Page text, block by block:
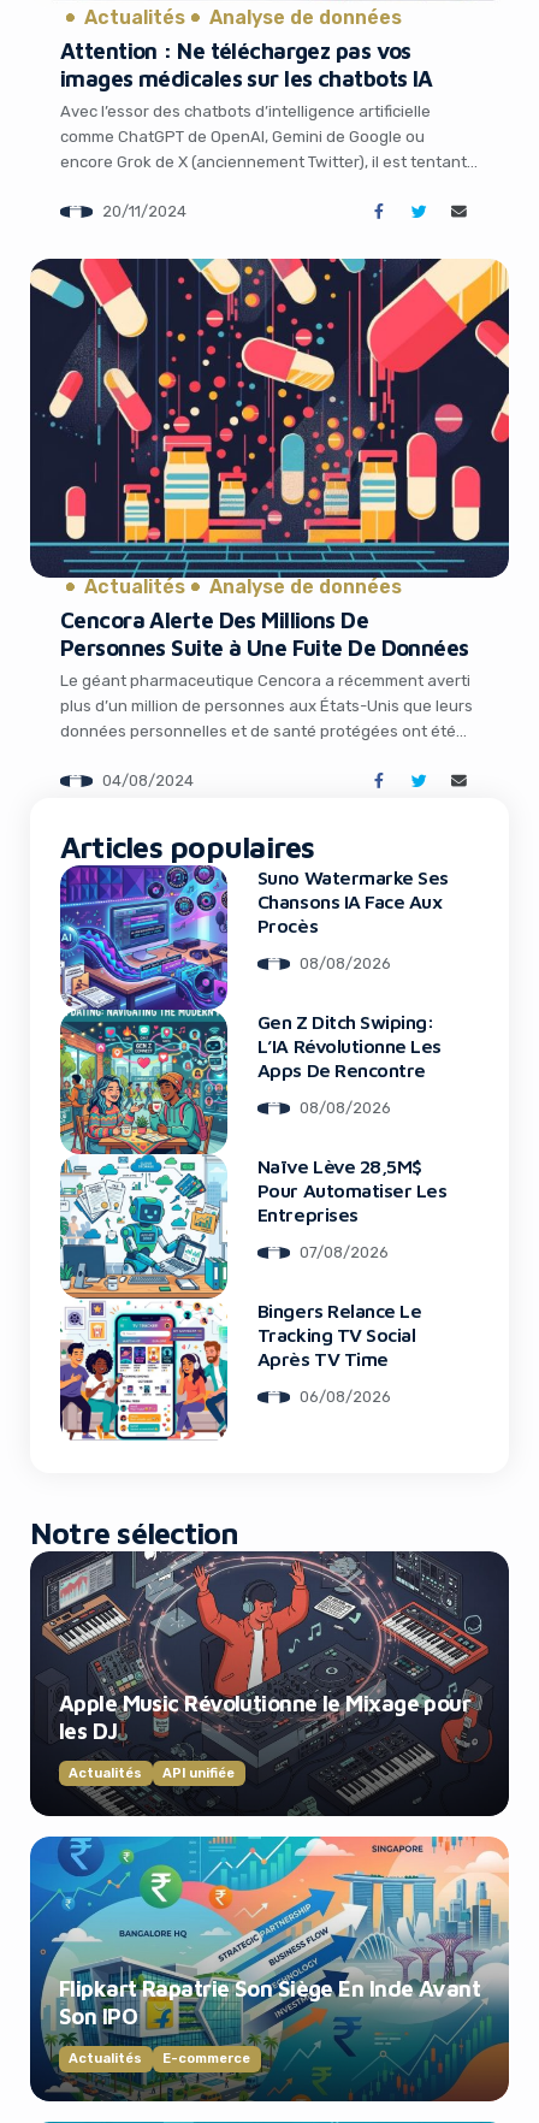
Actualités Analyse de données
Attention : Ne téléchargez pas vos
images médicales sur les chatbots IA
Avec l’essor des chatbots d’intelligence artificielle
comme ChatGPT de OpenAI, Gemini de Google ou
encore Grok de X (anciennement Twitter), il est tentant
données, y compris sur notre santé. Certains n’hésitent
obtenir une interprétation de l’IA. Mais […]
20/11/2024
Actualités Analyse de données
Cencora Alerte Des Millions De
Personnes Suite à Une Fuite De Données
Le géant pharmaceutique Cencora a récemment averti
plus d’un million de personnes aux États-Unis que leurs
données personnelles et de santé protégées ont été
tôt cette année. Cette nouvelle soulève de sérieuses
04/08/2024
Articles populaires
Suno Watermarke Ses
Chansons IA Face Aux
Procès
08/08/2026
Gen Z Ditch Swiping:
L’IA Révolutionne Les
Apps De Rencontre
08/08/2026
Naïve Lève 28,5M$
Pour Automatiser Les
Entreprises
07/08/2026
Bingers Relance Le
Tracking TV Social
Après TV Time
06/08/2026
Notre sélection
Apple Music Révolutionne le Mixage pour
les DJ
Actualités API unifiée
Flipkart Rapatrie Son Siège En Inde Avant
Son IPO
Actualités E-commerce
It looks like you're
using an ad-blocker!
Yes, I will turn off Ad-Blocker
No Thanks